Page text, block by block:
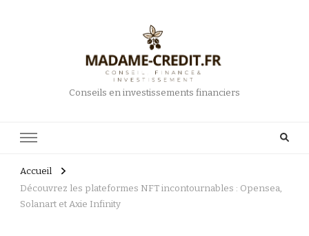
Conseils en investissements financiers
Accueil
Découvrez les plateformes NFT incontournables : Opensea,
Solanart et Axie Infinity